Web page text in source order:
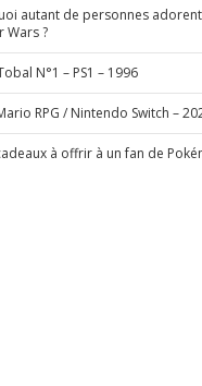
autant de personnes
Wars ?
N°1 – PS1 – 1996
RPG / Nintendo Switch –
à offrir à un fan de